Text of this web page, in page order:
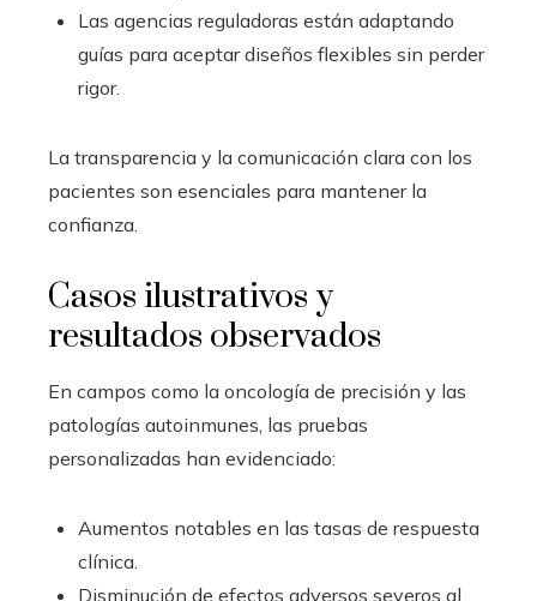
Las agencias reguladoras están adaptando
guías para aceptar diseños flexibles sin perder
rigor.
La transparencia y la comunicación clara con los
pacientes son esenciales para mantener la
confianza.
Casos ilustrativos y
resultados observados
En campos como la oncología de precisión y las
patologías autoinmunes, las pruebas
personalizadas han evidenciado:
Aumentos notables en las tasas de respuesta
clínica.
Disminución de efectos adversos severos al